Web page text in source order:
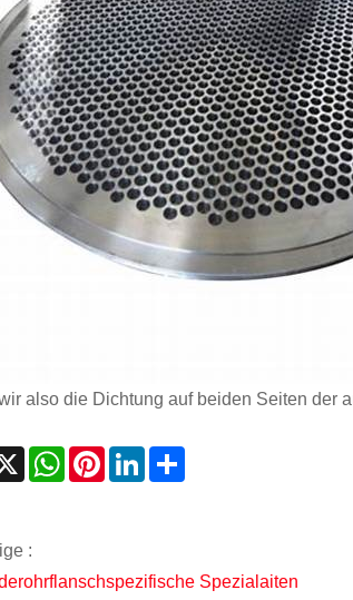
also die Dichtung auf beiden Seiten der
X WhatsAppPinterestLinkedIn
:
Spezialaiten